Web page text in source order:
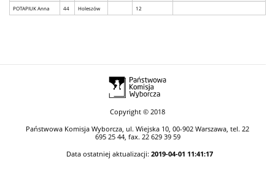
POTAPIUK Anna
44 Holeszów 12
Copyright © 2018
Państwowa Komisja Wyborcza, ul. Wiejska 10, 00-902 Warszawa, tel. 22
695 25 44, fax. 22 629 39 59
Data ostatniej aktualizacji: 2019-04-01 11:41:17